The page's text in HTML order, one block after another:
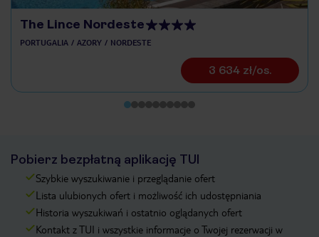
The Lince Nordeste
PORTUGALIA AZORY NORDESTE
3 634 zł/os.
Pobierz bezpłatną aplikację TUI
Szybkie wyszukiwanie i przeglądanie ofert
Lista ulubionych ofert i możliwość ich udostępniania
Historia wyszukiwań i ostatnio oglądanych ofert
Kontakt z TUI i wszystkie informacje o Twojej rezerwacji w